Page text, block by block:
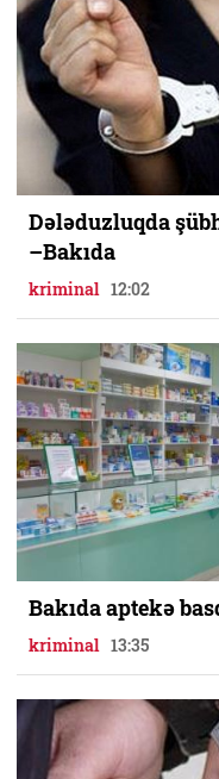
Dələduzluqda
–Bakıda
kriminal 12:02
Bakıda aptekə
kriminal 13:35